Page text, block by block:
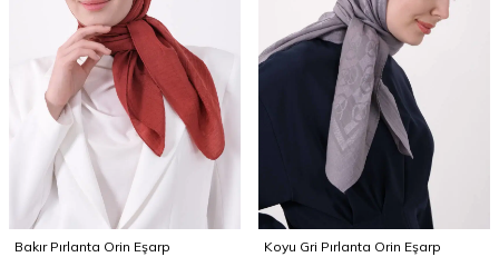
Bakır Pırlanta Orin Eşarp Koyu Gri Pırlanta Orin Eşarp